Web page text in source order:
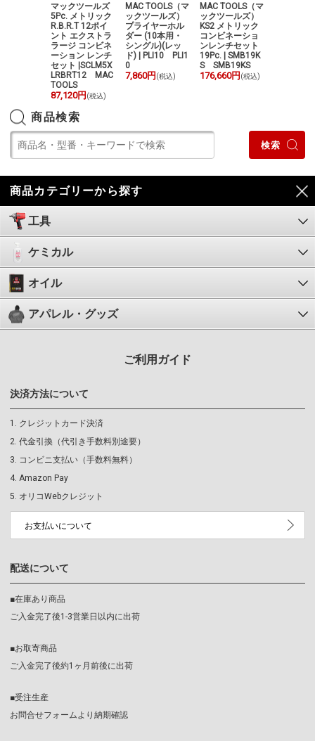
マックツールズ
5Pc. メトリック
R.B.R.T 12ポイ
ント エクストラ
ラージ コンビネ
ーション レンチ
セット |SCLM5X
LRBRT12 MAC
TOOLS
87,120円(税込)
MAC TOOLS（マ
ックツールズ）
プライヤーホル
ダー (10本用・
シングル)(レッ
ド) | PLI10 PLI1
0
7,860円(税込)
MAC TOOLS（マ
ックツールズ）
KS2 メトリック
コンビネーショ
ンレンチセット
19Pc. | SMB19K
S SMB19KS
176,660円(税込)
商品検索
商品カテゴリーから探す
工具
ケミカル
オイル
アパレル・グッズ
ご利用ガイド
決済方法について
クレジットカード決済
代金引換（代引き手数料別途要）
コンビニ支払い（手数料無料）
Amazon Pay
オリコWebクレジット
お支払いについて
配送について
■在庫あり商品
ご入金完了後1-3営業日以内に出荷
■お取寄商品
ご入金完了後約1ヶ月前後に出荷
■受注生産
お問合せフォームより納期確認